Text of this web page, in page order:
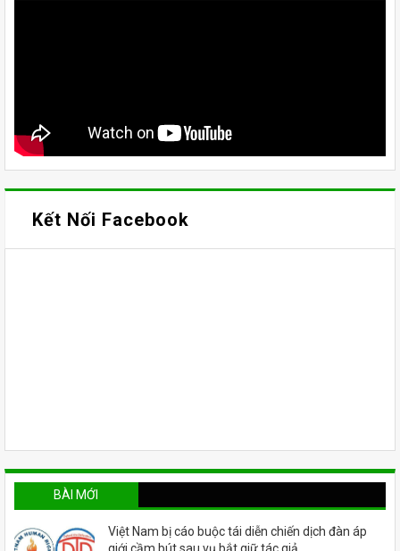
Kết Nối Facebook
BÀI MỚI
Việt Nam bị cáo buộc tái diễn chiến dịch đàn áp